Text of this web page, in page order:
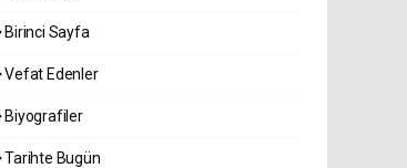
Birinci Sayfa
Vefat Edenler
Biyografiler
Tarihte Bugün